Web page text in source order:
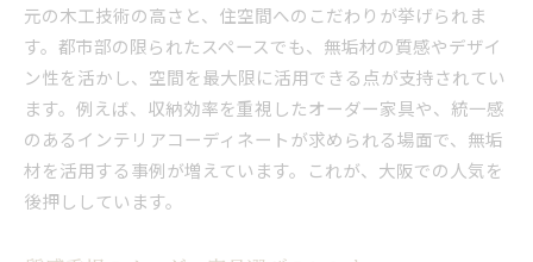
元の木工技術の高さと、住空間へのこだわりが挙げられま
す。都市部の限られたスペースでも、無垢材の質感やデザイ
ン性を活かし、空間を最大限に活用できる点が支持されてい
ます。例えば、収納効率を重視したオーダー家具や、統一感
のあるインテリアコーディネートが求められる場面で、無垢
材を活用する事例が増えています。これが、大阪での人気を
後押ししています。